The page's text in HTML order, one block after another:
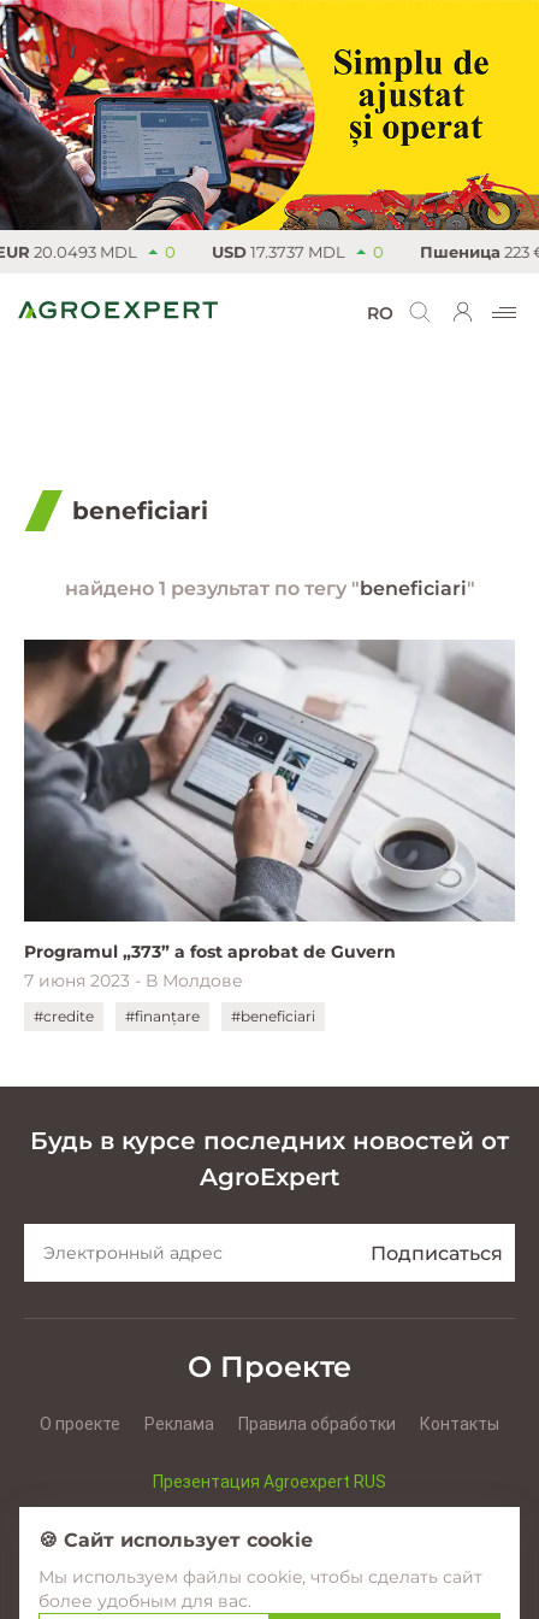
20.0493 MDL 0 USD17.3737 MDL 0 Пшеница223
RO
beneficiari
найдено 1 результат по тегу "beneficiari"
Programul „373” a fost aprobat de Guvern
7 июня 2023 - В Молдове
#credite #finanțare #beneficiari
Будь в курсе последних новостей от
AgroExpert
О Проекте
О проекте Реклама Правила обработки Контакты
Презентация Agroexpert RUS
Facebook YouTube Instagram
🍪 Сайт использует cookie
Мы используем файлы cookie, чтобы сделать сайт
более удобным для вас.